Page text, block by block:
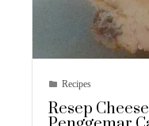
Recipes
Resep